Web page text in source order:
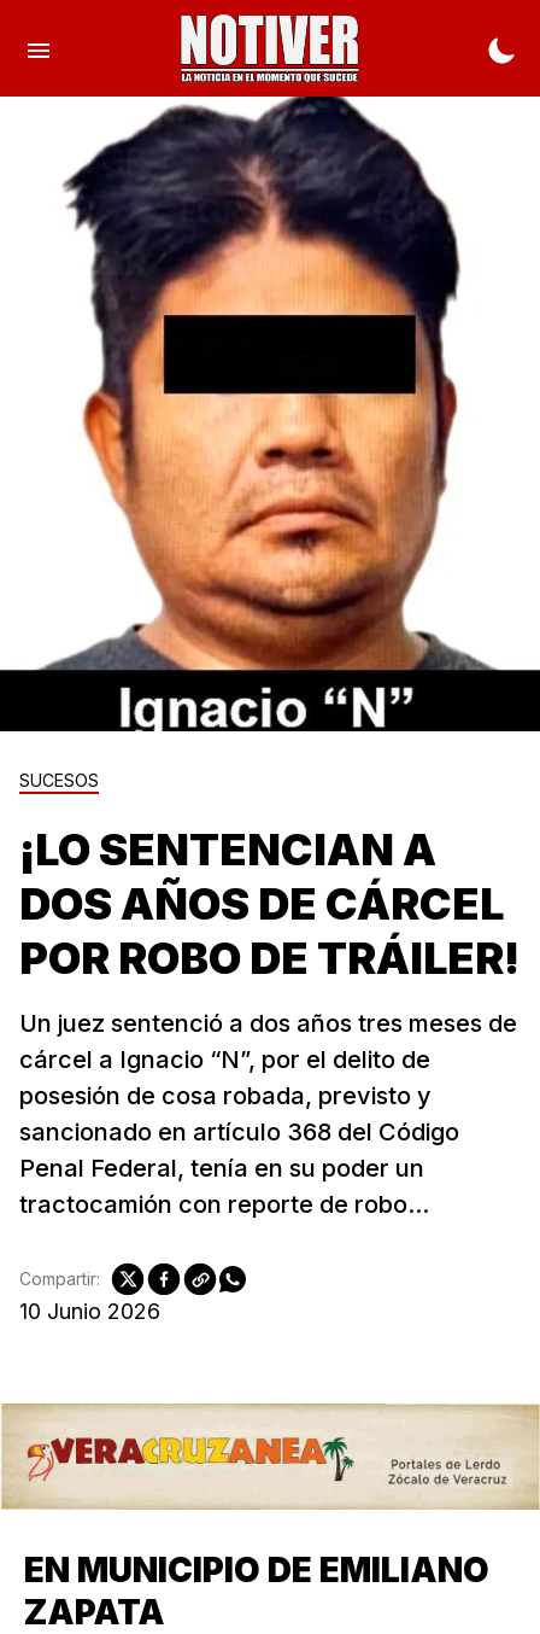
SUCESOS
¡LO SENTENCIAN A
DOS AÑOS DE CÁRCEL
POR ROBO DE TRÁILER!
Un juez sentenció a dos años tres meses de
cárcel a Ignacio “N”, por el delito de
posesión de cosa robada, previsto y
sancionado en artículo 368 del Código
Penal Federal, tenía en su poder un
tractocamión con reporte de robo...
10 Junio 2026
Compartir:
EN MUNICIPIO DE EMILIANO
ZAPATA